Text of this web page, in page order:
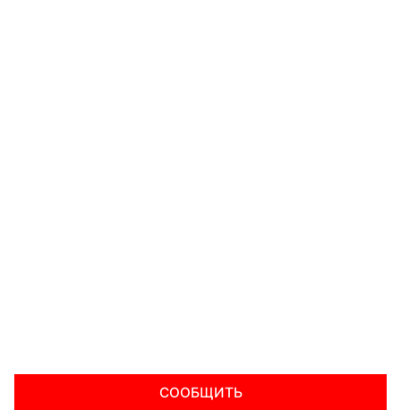
СООБЩИТЬ